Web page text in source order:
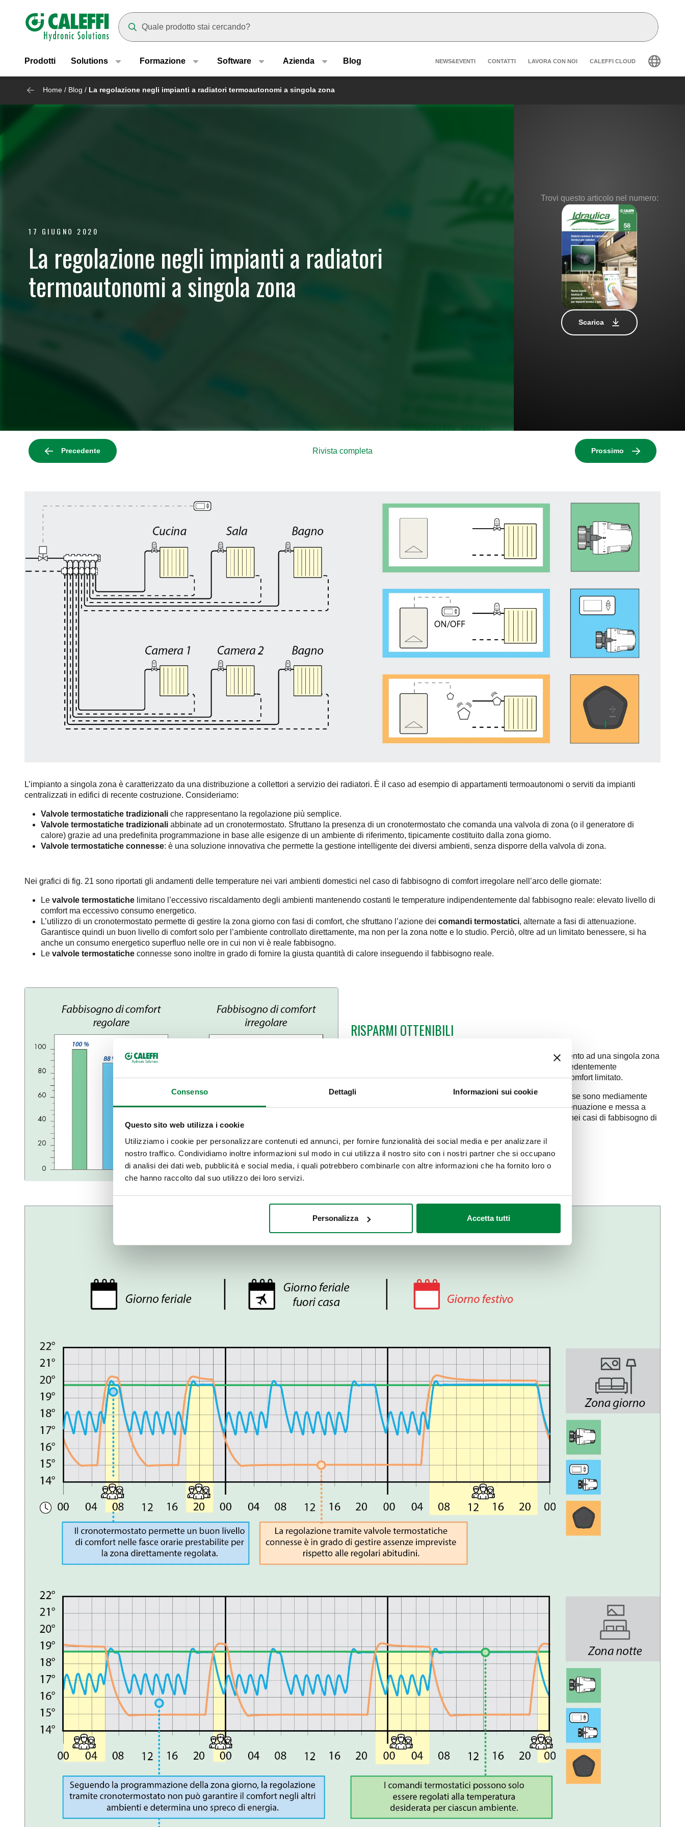
Consenso Dettagli Informazioni sui cookie
Questo sito web utilizza i cookie
Utilizziamo i cookie per personalizzare contenuti ed annunci, per fornire funzionalità dei social media e per analizzare il
nostro traffico. Condividiamo inoltre informazioni sul modo in cui utilizza il nostro sito con i nostri partner che si occupano
di analisi dei dati web, pubblicità e social media, i quali potrebbero combinarle con altre informazioni che ha fornito loro o
che hanno raccolto dal suo utilizzo dei loro servizi.
Personalizza Accetta tutti
Header main navigation
Prodotti Solutions Formazione Software Azienda Blog Header secondary navigation
NEWS&EVENTI CONTATTI LAVORA CON NOI CALEFFI CLOUD
Home / Blog / La regolazione negli impianti a radiatori termoautonomi a singola zona
17 GIUGNO 2020
La regolazione negli impianti a radiatori
termoautonomi a singola zona
Trovi questo articolo nel numero:
Scarica
Precedente Rivista completa Prossimo
L’impianto a singola zona è caratterizzato da una distribuzione a collettori a servizio dei radiatori. È il caso ad esempio di appartamenti termoautonomi o serviti da impianti
centralizzati in edifici di recente costruzione. Consideriamo:
Valvole termostatiche tradizionali che rappresentano la regolazione più semplice.
Valvole termostatiche tradizionali abbinate ad un cronotermostato. Sfruttano la presenza di un cronotermostato che comanda una valvola di zona (o il generatore di
calore) grazie ad una predefinita programmazione in base alle esigenze di un ambiente di riferimento, tipicamente costituito dalla zona giorno.
Valvole termostatiche connesse: è una soluzione innovativa che permette la gestione intelligente dei diversi ambienti, senza disporre della valvola di zona.
Nei grafici di fig. 21 sono riportati gli andamenti delle temperature nei vari ambienti domestici nel caso di fabbisogno di comfort irregolare nell’arco delle giornate:
Le valvole termostatiche limitano l’eccessivo riscaldamento degli ambienti mantenendo costanti le temperature indipendentemente dal fabbisogno reale: elevato livello di
comfort ma eccessivo consumo energetico.
L’utilizzo di un cronotermostato permette di gestire la zona giorno con fasi di comfort, che sfruttano l’azione dei comandi termostatici, alternate a fasi di attenuazione.
Garantisce quindi un buon livello di comfort solo per l’ambiente controllato direttamente, ma non per la zona notte e lo studio. Perciò, oltre ad un limitato benessere, si ha
anche un consumo energetico superfluo nelle ore in cui non vi è reale fabbisogno.
Le valvole termostatiche connesse sono inoltre in grado di fornire la giusta quantità di calore inseguendo il fabbisogno reale.
RISPARMI OTTENIBILI
La regolazione con un semplice cronotermostato in abbinamento ad una singola zona
permette di ottenere un discreto risultato. Tuttavia, come precedentemente
sottolineato, tale risparmio è ottenuto a fronte di un livello di comfort limitato.
I risparmi ottenuti attraverso levalvole termostatiche
connesse sono mediamente
migliori grazie alla loro più avanzata gestione delle fasi di attenuazione e messa a
regime. Tali vantaggi sono ancor più apprezzabili soprattutto nei casi di fabbisogno di